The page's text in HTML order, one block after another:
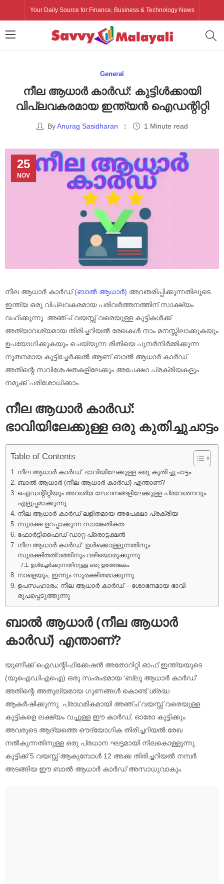
Your Daily Source for Finance, Business & Technology News
General
നീല ആധാർ കാർഡ്: കുട്ടിൾക്കായി
വിപ്ലവകരമായ ഇന്ത്യൻ ഐഡന്റിറ്റി
ByAnurag Sasidharan 1 Minute read
25
NOV
നീല ആധാർ കാർഡ്(ബാൽ ആധാർ) അവതരിപ്പിക്കുന്നതിലൂടെ
ഇന്ത്യ ഒരു വിപ്ലവകരമായ പരിവർത്തനത്തിന് സാക്ഷ്യം
വഹിക്കുന്നു. അഞ്ച് വയസ്സ് വരെയുള്ള കുട്ടികൾക്ക്
അത്യാവശ്യമായ തിരിച്ചറിയൽ രേഖകൾ നാം മനസ്സിലാക്കുകയും
ഉപയോഗിക്കുകയും ചെയ്യുന്ന രീതിയെ പുനർനിർമ്മിക്കുന്ന
നൂതനമായ കൂട്ടിച്ചേർക്കൽ ആണ് ബാൽ ആധാർ കാർഡ്.
അതിന്റെ സവിശേഷതകളിലേക്കും അപേക്ഷാ പ്രക്രിയകളും
നമുക്ക് പരിശോധിക്കാം.
നീല ആധാർ കാർഡ്:
ഭാവിയിലേക്കുള്ള ഒരു കുതിച്ചുചാട്ടം
Table of Contents
നീല ആധാർ കാർഡ്: ഭാവിയിലേക്കുള്ള ഒരു കുതിച്ചുചാട്ടം
ബാൽ ആധാർ (നീല ആധാർ കാർഡ്) എന്താണ്?
ഐഡന്റിറ്റിയും അവശ്യ സേവനങ്ങളിലേക്കുള്ള പ്രവേശനവും
എളുപ്പമാക്കുന്നു
നീല ആധാർ കാർഡ് ലളിതമായ അപേക്ഷാ പ്രക്രിയ
സുരക്ഷ ഉറപ്പാക്കുന്ന സാങ്കേതികത
ഫോർട്ടിഫൈഡ് ഡാറ്റ പ്രൊട്ടക്ഷൻ
നീല ആധാർ കാർഡ്: ഉൾക്കൊള്ളുന്നതിനും
സുരക്ഷിതത്വത്തിനും വഴിയൊരുക്കുന്നു
ഉൾച്ചേർക്കുന്നതിനുള്ള ഒരു ഉത്തേജകം
നാളെയും, ഇന്നും സുരക്ഷിതമാക്കുന്നു
ഉപസംഹാരം: നീല ആധാർ കാർഡ് – ശോഭനമായ ഭാവി
രൂപപ്പെടുത്തുന്നു
ബാൽ ആധാർ (നീല ആധാർ
കാർഡ്) എന്താണ്?
യുണീക്ക് ഐഡന്റിഫിക്കേഷൻ അതോറിറ്റി ഓഫ് ഇന്ത്യയുടെ
(യുഐഡിഎഐ) ഒരു സംരംഭമായ ‘ബ്ലൂ ആധാർ കാർഡ്’
അതിന്റെ അതുല്യമായ ഗുണങ്ങള്‍ കൊണ്ട് ശ്രദ്ധ
ആകർഷിക്കുന്നു. പ്രാഥമികമായി അഞ്ച് വയസ്സ് വരെയുള്ള
കുട്ടികളെ ലക്ഷ്യം വച്ചുള്ള ഈ കാർഡ്, ഓരോ കുട്ടിക്കും
അവരുടെ ആദ്യത്തെ ഔദ്യോഗിക തിരിച്ചറിയൽ രേഖ
നൽകുന്നതിനുള്ള ഒരു പ്രധാന ഘട്ടമായി നിലകൊള്ളുന്നു.
കുട്ടിക്ക് 5 വയസ്സ് ആകുമ്പോൾ 12 അക്ക തിരിച്ചറിയൽ നമ്പർ
അടങ്ങിയ ഈ ബാൽ ആധാർ കാർഡ് അസാധുവാകും.